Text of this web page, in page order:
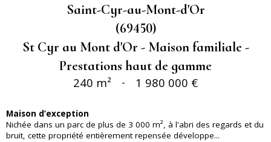
Saint-Cyr-au-Mont-d'Or
(69450)
St Cyr au Mont d'Or - Maison familiale -
Prestations haut de gamme
240 m² - 1 980 000 €
Maison d’exception
Nichée dans un parc de plus de 3 000 m², à l'abri des regards et du
bruit, cette propriété entièrement repensée développe...